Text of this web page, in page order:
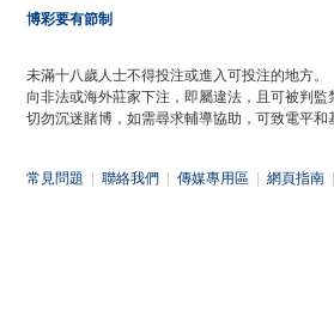
博彩要有節制
未滿十八歲人士不得投注或進入可投注的地方。
向非法或海外莊家下注，即屬違法，且可被判監
切勿沉迷賭博，如需尋求輔導協助，可致電平和
常見問題 聯絡我們 傳媒專用區 網頁指南